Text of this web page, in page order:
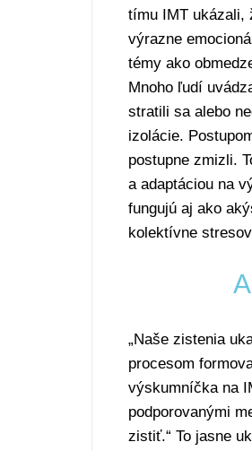
tímu IMT ukázali,
výrazne
témy ako
Mnoho ľudí
stratili sa alebo
izolácie.
postupne zmizli.
a adaptáciou na
fungujú aj ako
kolektívne
„Naše zistenia
procesom
výskumníčka na
podporovanými
zistiť.“ To jasne